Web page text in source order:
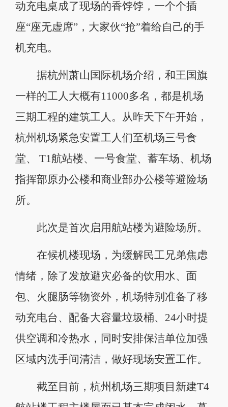
动充电桌成了现场的香饽饽，一个个插
座“座无虚席”，大家伙“抢”着给自己的手
机充电。
据杭州萧山国际机场介绍，和王国旗
一样的工人大概有11000多名，都是机场
三期工程的建筑工人。从昨天下午开始，
杭州机场紧急安置工人们至机场三号食
堂、 T1航站楼、一号食堂、蓄车场、机场
指挥部原办公楼和商业部办公楼等避险场
所。
此次是首次启用航站楼为避险场所。
在候机楼现场，为缓解民工兄弟焦虑
情绪，除了发放避灾必备的饮用水、面
包、火腿肠等物资外，机场特别准备了移
动充电台、配备大容量垃圾桶、24小时提
供空调和冷热水，同时安排保洁单位加强
区域内洗手间清洁，做好现场安置工作。
截至目前，杭州机场三期项目新建T4